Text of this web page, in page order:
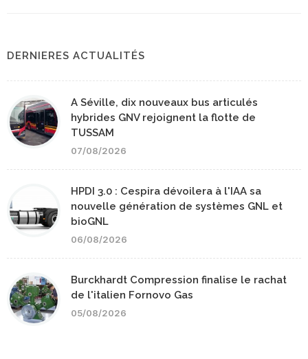
DERNIERES ACTUALITÉS
A Séville, dix nouveaux bus articulés
hybrides GNV rejoignent la flotte de
TUSSAM
07/08/2026
HPDI 3.0 : Cespira dévoilera à l'IAA sa
nouvelle génération de systèmes GNL et
bioGNL
06/08/2026
Burckhardt Compression finalise le rachat
de l'italien Fornovo Gas
05/08/2026